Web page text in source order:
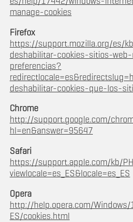
manage-cookies
Firefox
https://support.mozilla.org/es/
deshabilitar-cookies-sitios-
preferencias?
deshabilitar-cookies-que-los-
Chrome
http://support.google.com/
hl=en&answer=95647
Safari
https://support.apple.com/kb/
viewlocale=es_ES&locale=es_ES
Opera
http://help.opera.com/
ES/cookies.html